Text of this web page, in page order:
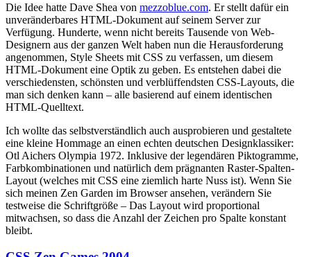
Die Idee hatte Dave Shea von mezzoblue.com. Er stellt dafür ein
unveränderbares HTML-Dokument auf seinem Server zur
Verfügung. Hunderte, wenn nicht bereits Tausende von Web-
Designern aus der ganzen Welt haben nun die Herausforderung
angenommen, Style Sheets mit CSS zu verfassen, um diesem
HTML-Dokument eine Optik zu geben. Es entstehen dabei die
verschiedensten, schönsten und verblüffendsten CSS-Layouts, die
man sich denken kann – alle basierend auf einem identischen
HTML-Quelltext.
Ich wollte das selbstverständlich auch ausprobieren und gestaltete
eine kleine Hommage an einen echten deutschen Designklassiker:
Otl Aichers Olympia 1972. Inklusive der legendären Piktogramme,
Farbkombinationen und natürlich dem prägnanten Raster-Spalten-
Layout (welches mit CSS eine ziemlich harte Nuss ist). Wenn Sie
sich meinen Zen Garden im Browser ansehen, verändern Sie
testweise die Schriftgröße – Das Layout wird proportional
mitwachsen, so dass die Anzahl der Zeichen pro Spalte konstant
bleibt.